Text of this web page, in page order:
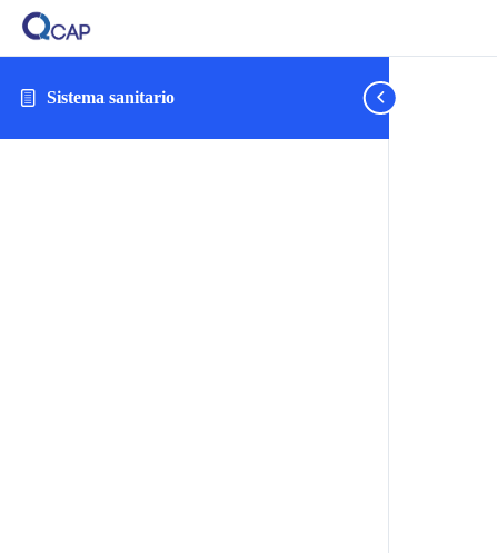
Sistema sanitario